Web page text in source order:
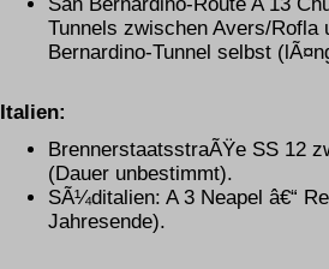
Tunnels zwischen Avers/
Bernardino-Tunnel selbst
Italien:
BrennerstaatsstraÃŸe SS 12
(Dauer unbestimmt).
SÃ¼ditalien: A 3 Neapel â€“
Jahresende).